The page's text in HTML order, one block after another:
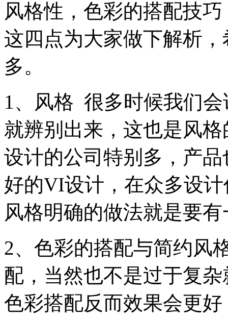
风格性，色彩的搭配技
这四点为大家做下解析
多。
1、风格 很多时候我们
就辨别出来，这也是风
设计的公司特别多，产
好的VI设计，在众多设
风格明确的做法就是要
2、色彩的搭配与简约风
配，当然也不是过于复
色彩搭配反而效果会更